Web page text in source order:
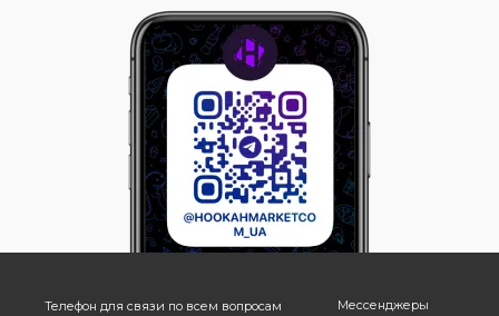
Телефон для связи по всем вопросам Мессенджеры